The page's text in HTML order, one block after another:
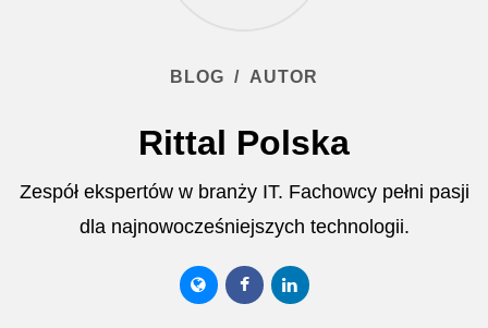
BLOG / AUTOR
Rittal Polska
Zespół ekspertów w branży IT. Fachowcy pełni pasji
dla najnowocześniejszych technologii.